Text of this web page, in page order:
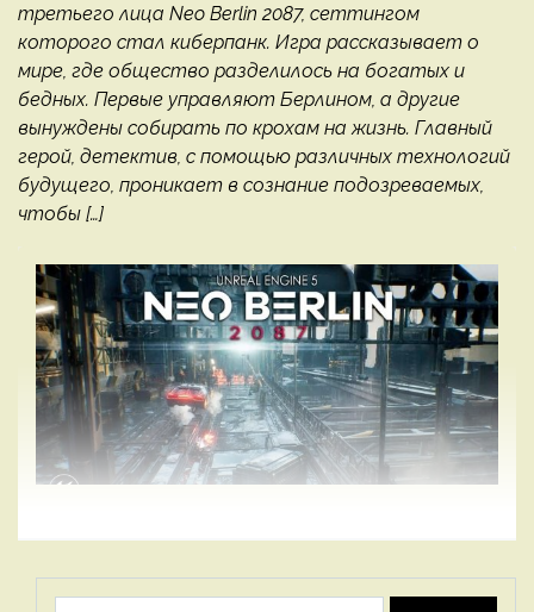
третьего лица Neo Berlin 2087, сеттингом
которого стал киберпанк. Игра рассказывает о
мире, где общество разделилось на богатых и
бедных. Первые управляют Берлином, а другие
вынуждены собирать по крохам на жизнь. Главный
герой, детектив, с помощью различных технологий
будущего, проникает в сознание подозреваемых,
чтобы […]